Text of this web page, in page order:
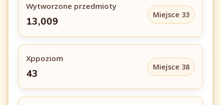
Wytworzone przedmioty
13,009
Miejsce 33
Xppoziom
43
Miejsce 38